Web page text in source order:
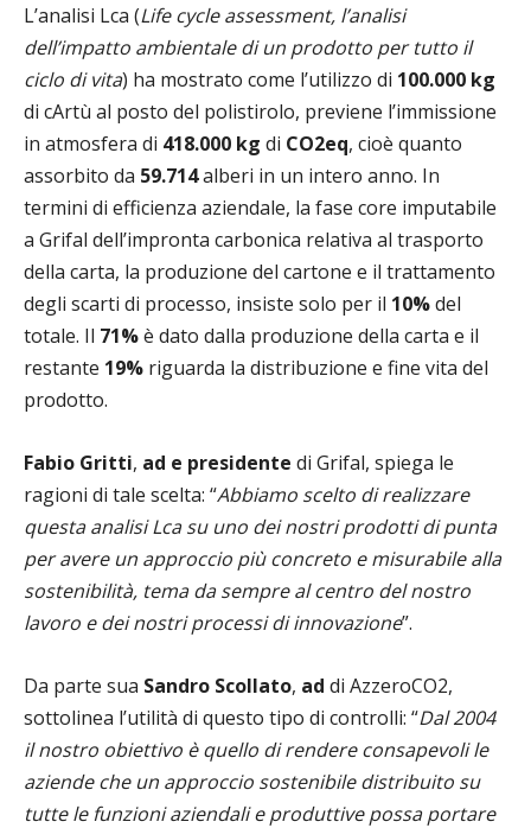
L’analisi Lca (Life cycle assessment, l’analisi
dell’impatto ambientale di un prodotto per tutto il
ciclo di vita) ha mostrato come l’utilizzo di 100.000 kg
di cArtù al posto del polistirolo, previene l’immissione
in atmosfera di 418.000 kg di CO2eq, cioè quanto
assorbito da 59.714alberi in un intero anno. In
termini di efficienza aziendale, la fase core imputabile
a Grifal dell’impronta carbonica relativa al trasporto
della carta, la produzione del cartone e il trattamento
degli scarti di processo, insiste solo per il 10%del
totale. Il 71%è dato dalla produzione della carta e il
restante 19% riguarda la distribuzione e fine vita del
prodotto.
Fabio Gritti, ad e presidente di Grifal, spiega le
ragioni di tale scelta: “Abbiamo scelto di realizzare
questa analisi Lca su uno dei nostri prodotti di punta
per avere un approccio più concreto e misurabile alla
sostenibilità, tema da sempre al centro del nostro
lavoro e dei nostri processi di innovazione”.
Da parte sua Sandro Scollato, ad di AzzeroCO2,
sottolinea l’utilità di questo tipo di controlli: “Dal 2004
il nostro obiettivo è quello di rendere consapevoli le
aziende che un approccio sostenibile distribuito su
tutte le funzioni aziendali e produttive possa portare